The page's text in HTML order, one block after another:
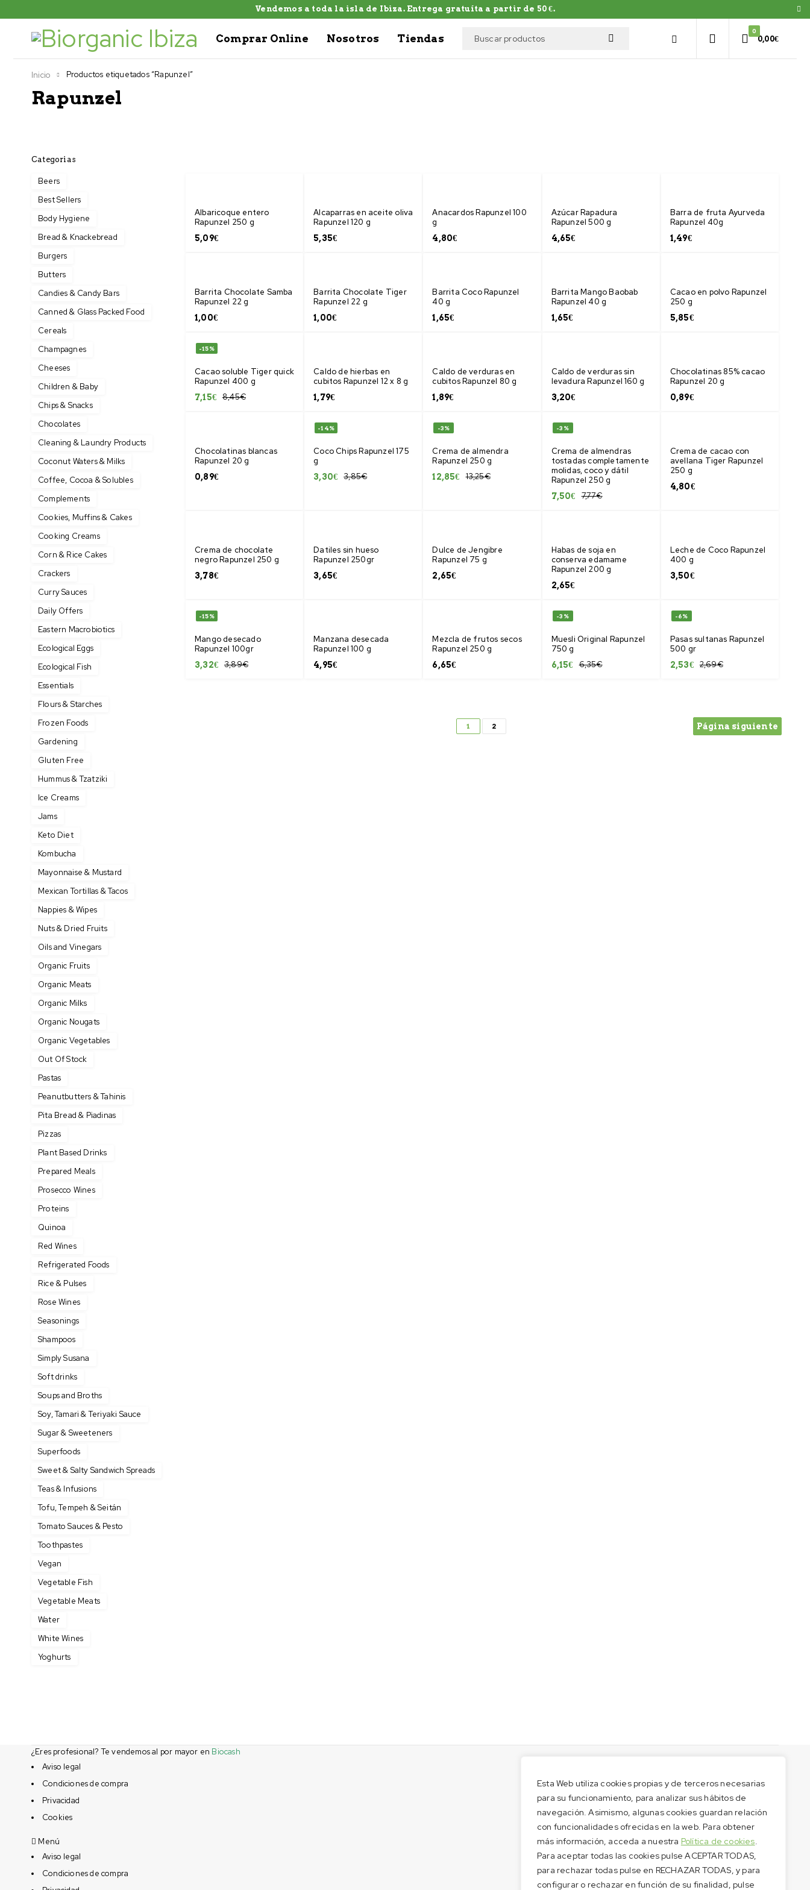
Esta Web utiliza cookies propias y de terceros necesarias
para su funcionamiento, para analizar sus hábitos de
navegación. Asimismo, algunas cookies guardan relación
con funcionalidades ofrecidas en la web. Para obtener
más información, acceda a nuestra Política de cookies.
Para aceptar todas las cookies pulse ACEPTAR TODAS,
para rechazar todas pulse en RECHAZAR TODAS, y para
configurar o rechazar en función de su finalidad, pulse
Vendemos a toda la isla de Ibiza. Entrega gratuíta a partir de 50 €.
Comprar Online Nosotros Tiendas
0
0,00€
Rapunzel
Inicio Productos etiquetados “Rapunzel”
Categorias
Beers
Best Sellers
Body Hygiene
Bread & Knackebread
Burgers
Butters
Candies & Candy Bars
Canned & Glass Packed Food
Cereals
Champagnes
Cheeses
Children & Baby
Chips & Snacks
Chocolates
Cleaning & Laundry Products
Coconut Waters & Milks
Coffee, Cocoa & Solubles
Complements
Cookies, Muffins & Cakes
Cooking Creams
Corn & Rice Cakes
Crackers
Curry Sauces
Daily Offers
Eastern Macrobiotics
Ecological Eggs
Ecological Fish
Essentials
Flours & Starches
Frozen Foods
Gardening
Gluten Free
Hummus & Tzatziki
Ice Creams
Jams
Keto Diet
Kombucha
Mayonnaise & Mustard
Mexican Tortillas & Tacos
Nappies & Wipes
Nuts & Dried Fruits
Oils and Vinegars
Organic Fruits
Organic Meats
Organic Milks
Organic Nougats
Organic Vegetables
Out Of Stock
Pastas
Peanutbutters & Tahinis
Pita Bread & Piadinas
Pizzas
Plant Based Drinks
Prepared Meals
Prosecco Wines
Proteins
Quinoa
Red Wines
Refrigerated Foods
Rice & Pulses
Rose Wines
Seasonings
Shampoos
Simply Susana
Soft drinks
Soups and Broths
Soy, Tamari & Teriyaki Sauce
Sugar & Sweeteners
Superfoods
Sweet & Salty Sandwich Spreads
Teas & Infusions
Tofu, Tempeh & Seitán
Tomato Sauces & Pesto
Toothpastes
Vegan
Vegetable Fish
Vegetable Meats
Water
White Wines
Yoghurts
Albaricoque entero
Rapunzel 250 g
5,09€
Alcaparras en aceite oliva
Rapunzel 120 g
5,35€
Anacardos Rapunzel 100
g
4,80€
Azúcar Rapadura
Rapunzel 500 g
4,65€
Barra de fruta Ayurveda
Rapunzel 40g
1,49€
Barrita Chocolate Samba
Rapunzel 22 g
1,00€
Barrita Chocolate Tiger
Rapunzel 22 g
1,00€
Barrita Coco Rapunzel
40 g
1,65€
Barrita Mango Baobab
Rapunzel 40 g
1,65€
Cacao en polvo Rapunzel
250 g
5,85€
-15%
Cacao soluble Tiger quick
Rapunzel 400 g
8,45€
7,15€
Caldo de hierbas en
cubitos Rapunzel 12 x 8 g
1,79€
Caldo de verduras en
cubitos Rapunzel 80 g
1,89€
Caldo de verduras sin
levadura Rapunzel 160 g
3,20€
Chocolatinas 85% cacao
Rapunzel 20 g
0,89€
Chocolatinas blancas
Rapunzel 20 g
0,89€
-14%
Coco Chips Rapunzel 175
g
3,85€
3,30€
-3%
Crema de almendra
Rapunzel 250 g
13,25€
12,85€
-3%
Crema de almendras
tostadas completamente
molidas, coco y dátil
Rapunzel 250 g
7,77€
7,50€
Crema de cacao con
avellana Tiger Rapunzel
250 g
4,80€
Crema de chocolate
negro Rapunzel 250 g
3,78€
Datiles sin hueso
Rapunzel 250gr
3,65€
Dulce de Jengibre
Rapunzel 75 g
2,65€
Habas de soja en
conserva edamame
Rapunzel 200 g
2,65€
Leche de Coco Rapunzel
400 g
3,50€
-15%
Mango desecado
Rapunzel 100gr
3,89€
3,32€
Manzana desecada
Rapunzel 100 g
4,95€
Mezcla de frutos secos
Rapunzel 250 g
6,65€
-3%
Muesli Original Rapunzel
750 g
6,35€
6,15€
-6%
Pasas sultanas Rapunzel
500 gr
2,69€
2,53€
1 2 Página siguiente
¿Eres profesional? Te vendemos al por mayor en Biocash
Aviso legal
Condiciones de compra
Privacidad
Cookies
Menú
Aviso legal
Condiciones de compra